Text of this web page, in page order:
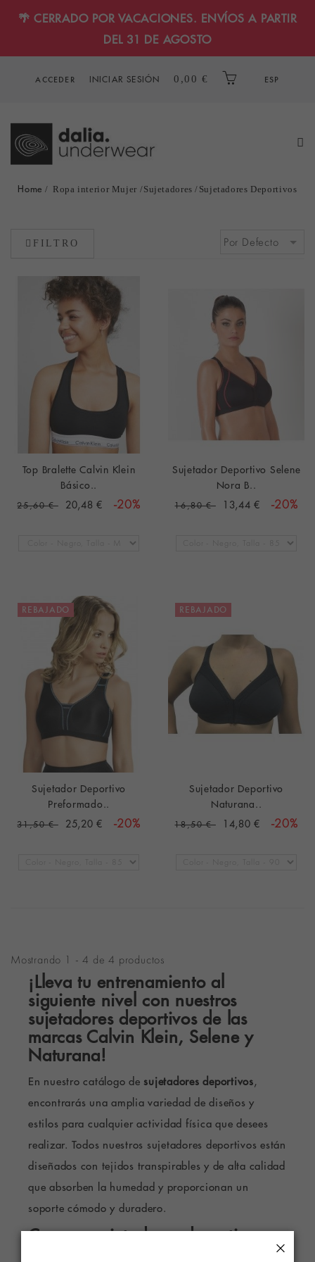
🌴 CERRADO POR VACACIONES. ENVÍOS A PARTIR
DEL 31 DE AGOSTO
ACCEDER INICIAR SESIÓN 0,00 € ESP
Home Ropa interior Mujer Sujetadores Sujetadores Deportivos
FILTRO
Top Bralette Calvin Klein
Básico..
25,60 € 20,48 € -20%
Sujetador Deportivo Selene
Nora B..
16,80 € 13,44 € -20%
REBAJADO
Sujetador Deportivo
Preformado..
31,50 € 25,20 € -20%
REBAJADO
Sujetador Deportivo
Naturana..
18,50 € 14,80 € -20%
Mostrando 1 - 4 de 4 productos
¡Lleva tu entrenamiento al
siguiente nivel con nuestros
sujetadores deportivos de las
marcas Calvin Klein, Selene y
Naturana!
En nuestro catálogo de sujetadores deportivos,
encontrarás una amplia variedad de diseños y
estilos para cualquier actividad física que desees
realizar. Todos nuestros sujetadores deportivos están
diseñados con tejidos transpirables y de alta calidad
que absorben la humedad y proporcionan un
soporte cómodo y duradero.
Compra sujetadores deportivos en
×